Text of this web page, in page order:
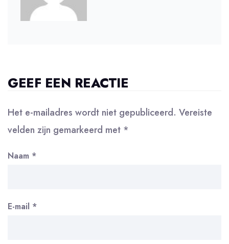
GEEF EEN REACTIE
Het e-mailadres wordt niet gepubliceerd. Vereiste
velden zijn gemarkeerd met *
Naam *
E-mail *